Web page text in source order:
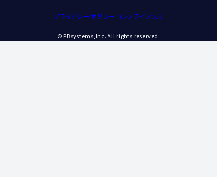
プライバシーポリシーコンプライアンス
© PBsystems,Inc. All rights reserved.